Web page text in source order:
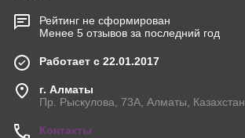
Рейтинг не сформирован
Менее 5 отзывов за последний год
Работает с 22.01.2017
г. Алматы
Пр. Рыскулова, 73А, Алматы, Казахстан
Контакты